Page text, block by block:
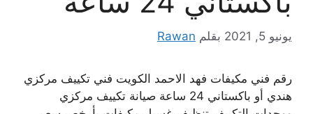
يونيو 5, 2021 بقلم Rawan
رقم فني مكيفات فهد الاحمد الكويت فني تكييف مركزي
هندي أو باكستاني 24 ساعة صيانة تكييف مركزي